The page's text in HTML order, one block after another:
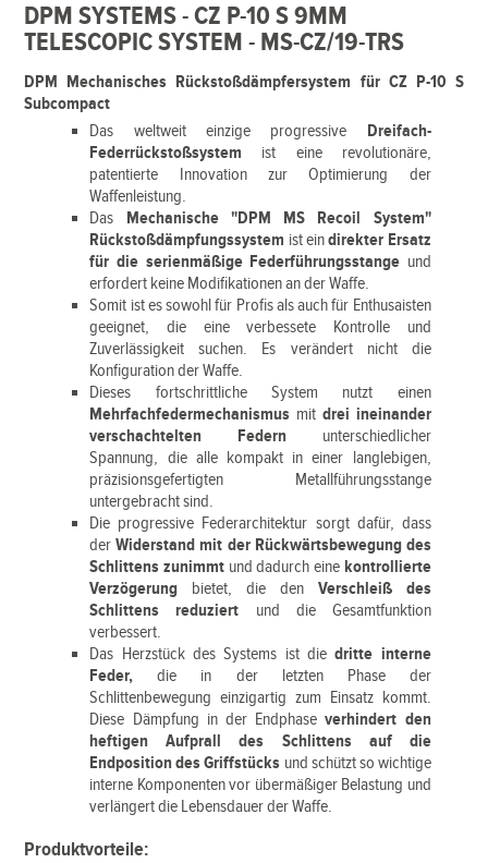
DPM SYSTEMS - CZ P-10 S 9MM
TELESCOPIC SYSTEM - MS-CZ/19-TRS
DPM Mechanisches Rückstoßdämpfersystem für CZ P-10 S
Subcompact
Das weltweit einzige progressive Dreifach-
Federrückstoßsystem ist eine revolutionäre,
patentierte Innovation zur Optimierung der
Waffenleistung.
Das Mechanische "DPM MS Recoil System"
Rückstoßdämpfungssystem ist eindirekter Ersatz
für die serienmäßige Federführungsstange und
erfordert keine Modifikationen an der Waffe.
Somit ist es sowohl für Profis als auch für Enthusaisten
geeignet, die eine verbessete Kontrolle und
Zuverlässigkeit suchen. Es verändert nicht die
Konfiguration der Waffe.
Dieses fortschrittliche System nutzt einen
Mehrfachfedermechanismus mit drei ineinander
verschachtelten Federn unterschiedlicher
Spannung, die alle kompakt in einer langlebigen,
präzisionsgefertigten Metallführungsstange
untergebracht sind.
Die progressive Federarchitektur sorgt dafür, dass
derWiderstand mit der Rückwärtsbewegung des
Schlittens zunimmt und dadurch eine kontrollierte
Verzögerung bietet, die den Verschleiß des
Schlittens reduziert und die Gesamtfunktion
verbessert.
Das Herzstück des Systems ist diedritte interne
Feder, die in der letzten Phase der
Schlittenbewegung einzigartig zum Einsatz kommt.
Diese Dämpfung in der Endphaseverhindert den
heftigen Aufprall des Schlittens auf die
Endposition des Griffstücks und schützt so wichtige
interne Komponenten vor übermäßiger Belastung und
verlängert die Lebensdauer der Waffe.
Produktvorteile: